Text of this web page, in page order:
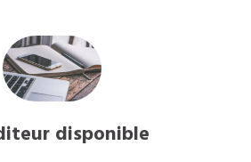
disponible